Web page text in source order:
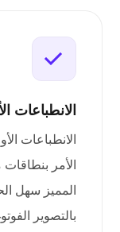
الانطباعات
الانطباعات
المميز سهل
بالتصوير